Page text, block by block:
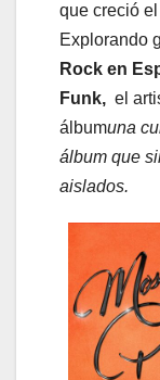
que creció
Explorando
Rock en
Funk, el
álbumuna
álbum que
aislados.